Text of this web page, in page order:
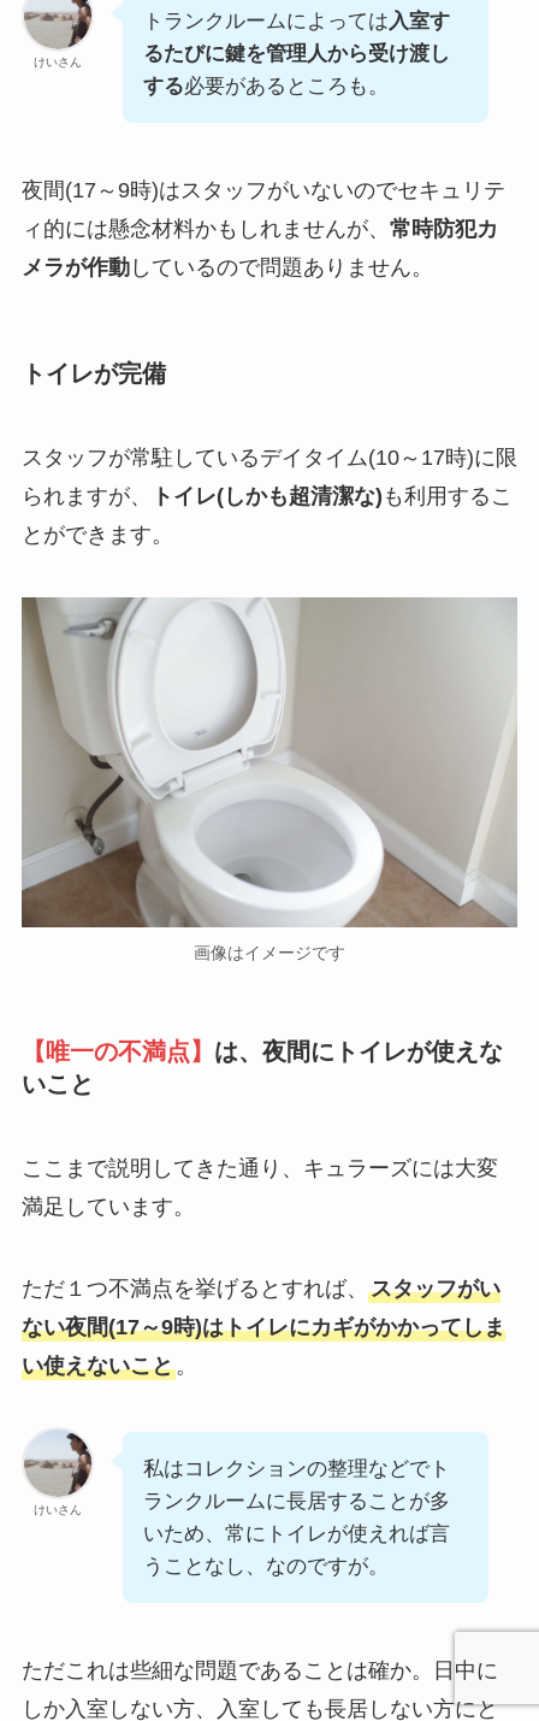
けいさん
トランクルームによっては入室す
るたびに鍵を管理人から受け渡し
する必要があるところも。
夜間(17～9時)はスタッフがいないのでセキュリテ
ィ的には懸念材料かもしれませんが、 常時防犯カ
メラが作動しているので問題ありません。
トイレが完備
スタッフが常駐しているデイタイム(10～17時)に限
られますが、
トイレ(しかも超清潔な) も利用するこ
とができます。
画像はイメージです
【唯一の不満点】 は、夜間にトイレが使えな
いこと
ここまで説明してきた通り、キュラーズには大変
満足しています。
ただ１つ不満点を挙げるとすれば、 スタッフがい
ない夜間(17～9時)はトイレにカギがかかってしま
い使えないこと。
けいさん
私はコレクションの整理などでト
ランクルームに長居することが多
いため、常にトイレが使えれば言
うことなし、なのですが。
ただこれは些細な問題であることは確か。日中に
しか入室しない方、入室しても長居しない方にと